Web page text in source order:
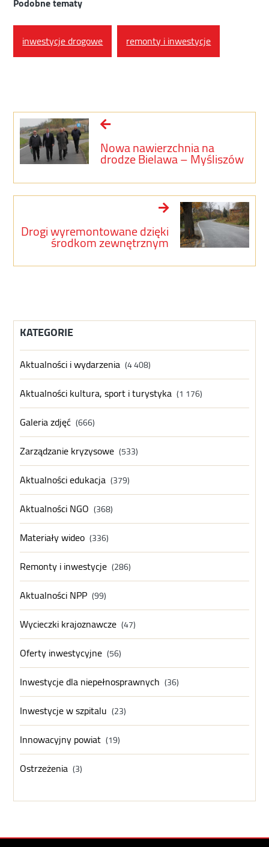
inwestycje drogowe remonty i inwestycje
Nowa nawierzchnia na
drodze Bielawa – Myśliszów
Drogi wyremontowane dzięki
środkom zewnętrznym
KATEGORIE
Aktualności i wydarzenia (4 408)
Aktualności kultura, sport i turystyka (1 176)
Galeria zdjęć (666)
Zarządzanie kryzysowe (533)
Aktualności edukacja (379)
Aktualności NGO (368)
Materiały wideo (336)
Remonty i inwestycje (286)
Aktualności NPP (99)
Wycieczki krajoznawcze (47)
Oferty inwestycyjne (56)
Inwestycje dla niepełnosprawnych (36)
Inwestycje w szpitalu (23)
Innowacyjny powiat (19)
Ostrzeżenia (3)